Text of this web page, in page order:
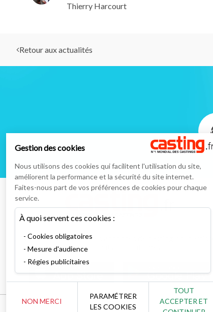
Thierry Harcourt
Retour aux actualités
Numéro un mondial des annonces de casting pour
débutants ou confirmés
App Store Google Play
Gestion des cookies
Nous utilisons des cookies qui facilitent l'utilisation du site,
améliorent la performance et la sécurité du site internet.
Faites-nous part de vos préférences de cookies pour chaque
service.
À quoi servent ces cookies :
Cookies obligatoires
Mesure d'audience
Régies publicitaires
NON MERCI
PARAMÉTRER
LES COOKIES
TOUT
ACCEPTER ET